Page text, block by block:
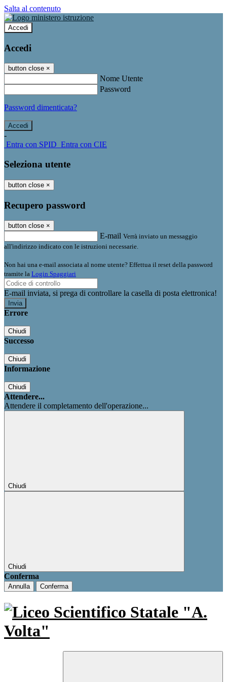
Salta al contenuto
Accedi
Accedi
button close ×
Nome Utente
Password
Password dimenticata?
-
Entra con SPID Entra con CIE
Seleziona utente
button close ×
Recupero password
button close ×
E-mail Verrà inviato un messaggio
all'indirizzo indicato con le istruzioni necessarie.
Non hai una e-mail associata al nome utente? Effettua il reset della password
tramite la Login Spaggiari
E-mail inviata, si prega di controllare la casella di posta elettronica!
Errore
Chiudi
Successo
Chiudi
Informazione
Chiudi
Attendere...
Attendere il completamento dell'operazione...
Chiudi
Chiudi
Conferma
Annulla Conferma